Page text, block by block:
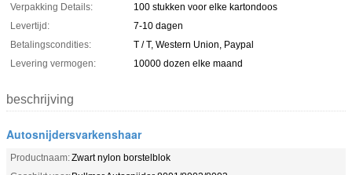
Verpakking Details:
100 stukken voor elke kartondoos
Levertijd:
7-10 dagen
Betalingscondities:
T / T, Western Union, Paypal
Levering vermogen:
10000 dozen elke maand
beschrijving
Autosnijdersvarkenshaar
Productnaam:Zwart nylon borstelblok